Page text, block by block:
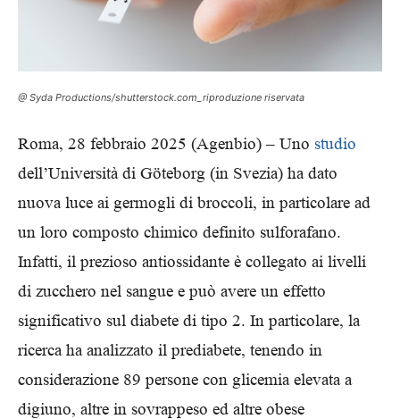
@ Syda Productions/shutterstock.com_riproduzione riservata
Roma, 28 febbraio 2025 (Agenbio) – Uno studio
dell’Università di Göteborg (in Svezia) ha dato
nuova luce ai germogli di broccoli, in particolare ad
un loro composto chimico definito sulforafano.
Infatti, il prezioso antiossidante è collegato ai livelli
di zucchero nel sangue e può avere un effetto
significativo sul diabete di tipo 2. In particolare, la
ricerca ha analizzato il prediabete, tenendo in
considerazione 89 persone con glicemia elevata a
digiuno, altre in sovrappeso ed altre obese